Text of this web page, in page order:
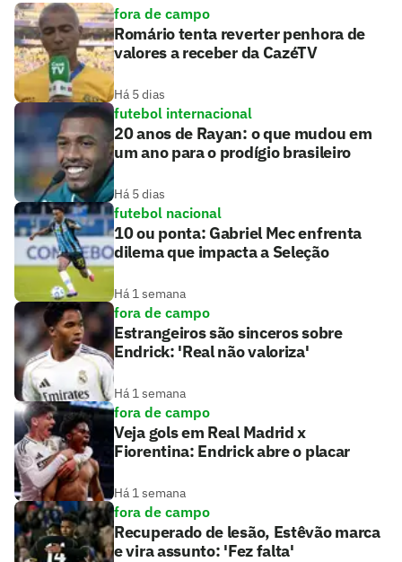
fora de campo
Romário tenta reverter penhora de
valores a receber da CazéTV
Há 5 dias
futebol internacional
20 anos de Rayan: o que mudou em
um ano para o prodígio brasileiro
Há 5 dias
futebol nacional
10 ou ponta: Gabriel Mec enfrenta
dilema que impacta a Seleção
Há 1 semana
fora de campo
Estrangeiros são sinceros sobre
Endrick: 'Real não valoriza'
Há 1 semana
fora de campo
Veja gols em Real Madrid x
Fiorentina: Endrick abre o placar
Há 1 semana
fora de campo
Recuperado de lesão, Estêvão marca
e vira assunto: 'Fez falta'